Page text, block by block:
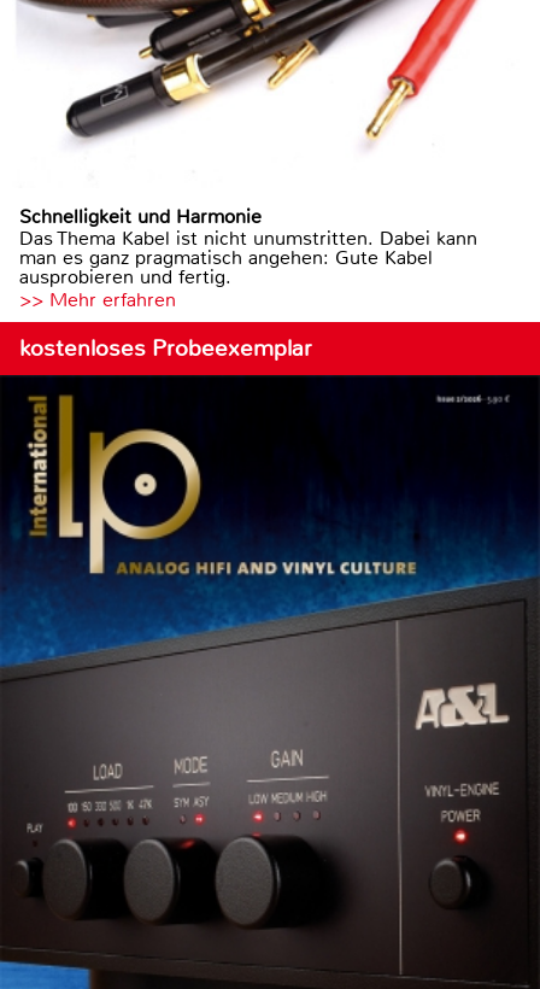
Schnelligkeit und Harmonie
Das Thema Kabel ist nicht unumstritten. Dabei kann
man es ganz pragmatisch angehen: Gute Kabel
ausprobieren und fertig.
>> Mehr erfahren
kostenloses Probeexemplar